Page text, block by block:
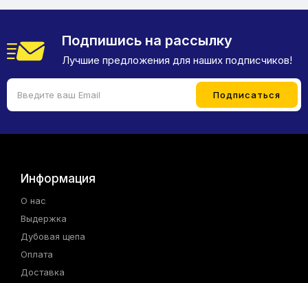
Подпишись на рассылку
Лучшие предложения для наших подписчиков!
Информация
О нас
Выдержка
Дубовая щепа
Оплата
Доставка